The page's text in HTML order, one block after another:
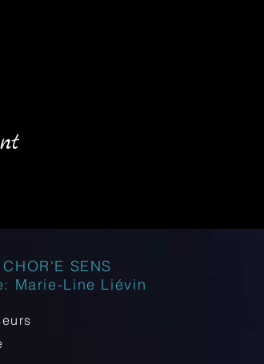
SENS
Marie-Line Liévin